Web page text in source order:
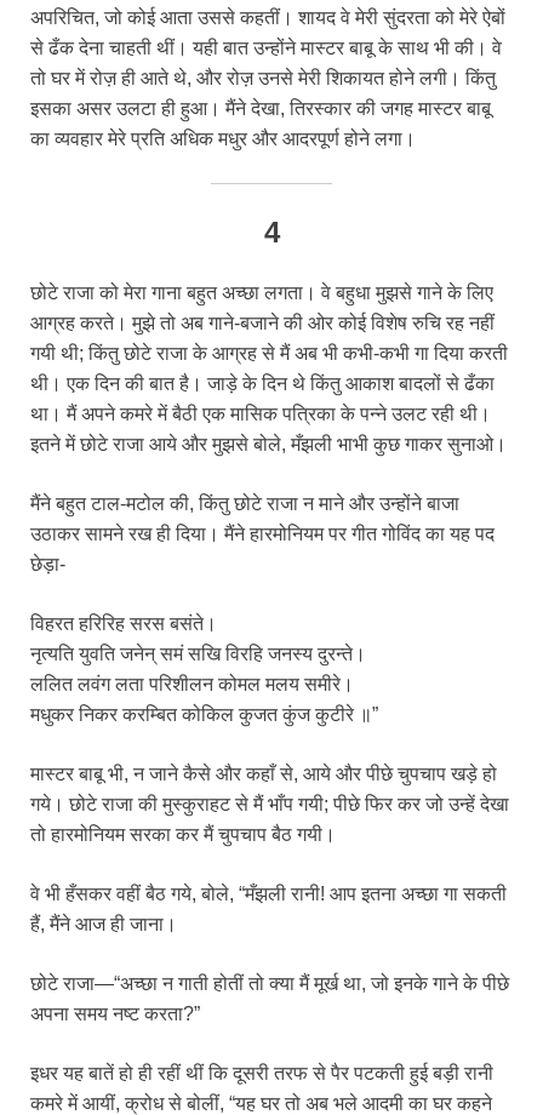
अपरिचित, जो कोई आता उससे कहतीं। शायद वे मेरी सुंदरता को मेरे ऐबों
से ढँक देना चाहती थीं। यही बात उन्होंने मास्टर बाबू के साथ भी की। वे
तो घर में रोज़ ही आते थे, और रोज़ उनसे मेरी शिकायत होने लगी। किंतु
इसका असर उलटा ही हुआ। मैंने देखा, तिरस्कार की जगह मास्टर बाबू
का व्यवहार मेरे प्रति अधिक मधुर और आदरपूर्ण होने लगा।
4
छोटे राजा को मेरा गाना बहुत अच्छा लगता। वे बहुधा मुझसे गाने के लिए
आग्रह करते। मुझे तो अब गाने-बजाने की ओर कोई विशेष रुचि रह नहीं
गयी थी; किंतु छोटे राजा के आग्रह से मैं अब भी कभी-कभी गा दिया करती
थी। एक दिन की बात है। जाड़े के दिन थे किंतु आकाश बादलों से ढँका
था। मैं अपने कमरे में बैठी एक मासिक पत्रिका के पन्‍ने उलट रही थी।
इतने में छोटे राजा आये और मुझसे बोले, मँझली भाभी कुछ गाकर सुनाओ।
मैंने बहुत टाल-मटोल की, किंतु छोटे राजा न माने और उन्होंने बाजा
उठाकर सामने रख ही दिया। मैंने हारमोनियम पर गीत गोविंद का यह पद
छेड़ा-
विहरत हरिरिह सरस बसंते।
नृत्यति युवति जनेन् समं सखि विरहि जनस्य दुरन्ते।
ललित लवंग लता परिशीलन कोमल मलय समीरे।
मधुकर निकर करम्बित कोकिल कुजत कुंज कुटीरे ॥”
मास्टर बाबू भी, न जाने कैसे और कहाँ से, आये और पीछे चुपचाप खड़े हो
गये। छोटे राजा की मुस्कुराहट से मैं भाँप गयी; पीछे फिर कर जो उन्हें देखा
तो हारमोनियम सरका कर मैं चुपचाप बैठ गयी।
वे भी हँसकर वहीं बैठ गये, बोले, “मँझली रानी! आप इतना अच्छा गा सकती
हैं, मैंने आज ही जाना।
छोटे राजा—“अच्छा न गाती होतीं तो क्या मैं मूर्ख था, जो इनके गाने के पीछे
अपना समय नष्ट करता?”
इधर यह बातें हो ही रहीं थीं कि दूसरी तरफ से पैर पटकती हुई बड़ी रानी
कमरे में आयीं, क्रोध से बोलीं, “यह घर तो अब भले आदमी का घर कहने